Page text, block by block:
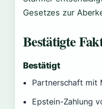
Gesetzes zur
Bestätigte
Bestätigt
Partnerschaft mit
Epstein-Zahlung